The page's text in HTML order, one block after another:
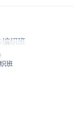
OF STOCK
班